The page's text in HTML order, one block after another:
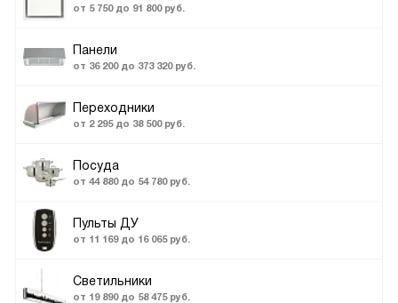
от 5 750 до 91 800 руб.
Панели
от 36 200 до 373 320 руб.
Переходники
от 2 295 до 38 500 руб.
Посуда
от 44 880 до 54 780 руб.
Пульты ДУ
от 11 169 до 16 065 руб.
Светильники
от 19 890 до 58 475 руб.